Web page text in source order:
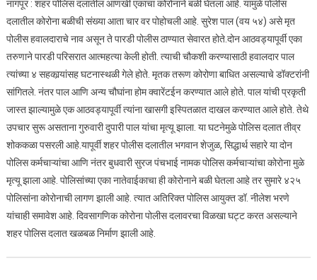
नागपूर : शहर पोलिस दलातील आणखी एकाचा कोरोनाने बळी घेतला आहे. यामुळे पोलीस
दलातील कोरोना बळीची संख्या आता चार वर पोहोचली आहे. सुरेश पाल (वय ५४) असे मृत
पोलीस हवालदाराचे नाव असून ते पारडी पोलीस ठाण्यात सेवारत होते.दोन आठवड्यापूर्वी एका
तरुणाने पारडी परिसरात आत्महत्या केली होती. त्याची चौकशी करण्यासाठी हवालदार पाल
त्यांच्या ४ सहकार्‍यांसह घटनास्थळी गेले होते. मृतक तरूण कोरोणा बाधित असल्याचे डॉक्टरांनी
सांगितले. नंतर पाल आणि अन्य चौघांना होम क्वारेंटईन करण्यात आले होते. पाल यांची प्रकृती
जास्त झाल्यामुळे एक आठवड्यापूर्वी त्यांना खासगी इस्पितळात दाखल करण्यात आले होते. तेथे
उपचार सुरू असताना गुरुवारी दुपारी पाल यांचा मृत्यू झाला. या घटनेमुळे पोलिस दलात तीव्र
शोककळा पसरली आहे.यापूर्वी शहर पोलीस दलातील भगवान शेजुळ, सिद्धार्थ सहारे या दोन
पोलिस कर्मचाऱ्यांचा आणि नंतर बुधवारी सुरज पंचभाई नामक पोलिस कर्मचाऱ्यांचा कोरोना मुळे
मृत्यू झाला आहे. पोलिसांच्या एका नातेवाईकाचा ही कोरोनाने बळी घेतला आहे तर सुमारे ४२५
पोलिसांना कोरोनाची लागण झाली आहे. त्यात अतिरिक्त पोलिस आयुक्त डॉ. नीलेश भरणे
यांचाही समावेश आहे. दिवसागणिक कोरोना पोलीस दलावरचा विळखा घट्ट करत असल्याने
शहर पोलिस दलात खळबळ निर्माण झाली आहे.